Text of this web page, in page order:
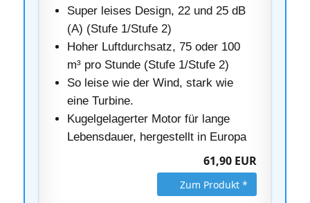
Super leises Design, 22 und 25 dB
(A) (Stufe 1/Stufe 2)
Hoher Luftdurchsatz, 75 oder 100
m³ pro Stunde (Stufe 1/Stufe 2)
So leise wie der Wind, stark wie
eine Turbine.
Kugelgelagerter Motor für lange
Lebensdauer, hergestellt in Europa
61,90 EUR
Zum Produkt *